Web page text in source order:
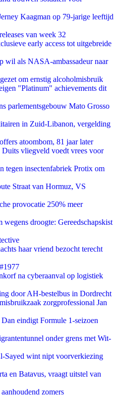
Kaagman op 79-jarige leeftijd
van week 32
early access tot uitgebreide
wil als NASA-ambassadeur naar
om ernstig alcoholmisbruik
"Platinum" achievements dit
parlementsgebouw Mato Grosso
in Zuid-Libanon, vergelding
atoombom, 81 jaar later
vliegveld voedt vrees voor
tegen insectenfabriek Protix om
Straat van Hormuz, VS
provocatie 250% meer
wegens droogte: Gereedschapskist
haar vriend bezocht terecht
na cyberaanval op logistiek
door AH-bestelbus in Dordrecht
zorgprofessional Jan
eindigt Formule 1-seizoen
onder grens met Wit-
Sayed wint nipt voorverkiezing
en Batavus, vraagt uitstel van
zomers